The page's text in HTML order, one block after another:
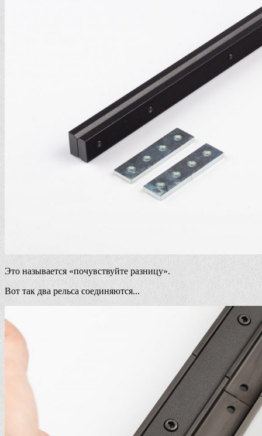
Это называется «почувствуйте разницу».
Вот так два рельса соединяются...